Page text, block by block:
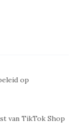
op
van TikTok Shop